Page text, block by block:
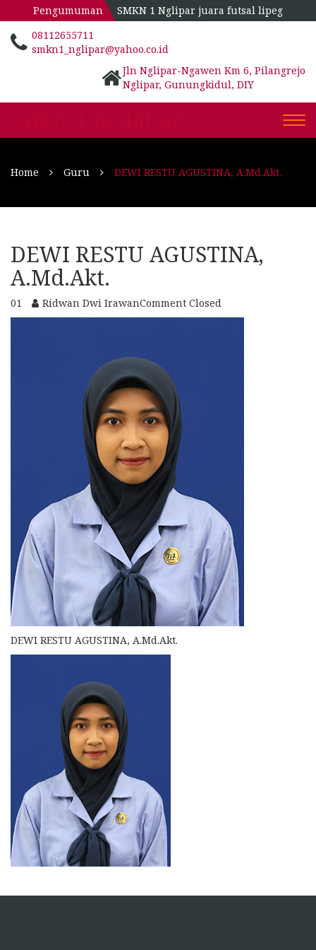
Pengumuman
SMKN 1 Nglipar juara futsal lipeg
08112655711
smkn1_nglipar@yahoo.co.id
Jln Nglipar-Ngawen Km 6, Pilangrejo
Nglipar, Gunungkidul, DIY
Home Guru DEWI RESTU AGUSTINA, A.Md.Akt.
DEWI RESTU AGUSTINA,
A.Md.Akt.
01 Ridwan Dwi IrawanComment Closed
DEWI RESTU AGUSTINA, A.Md.Akt.